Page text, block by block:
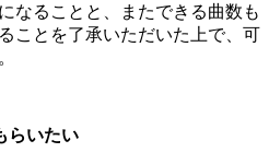
なることと、またできる曲数も
ことを了承いただいた上で、可
らいたい